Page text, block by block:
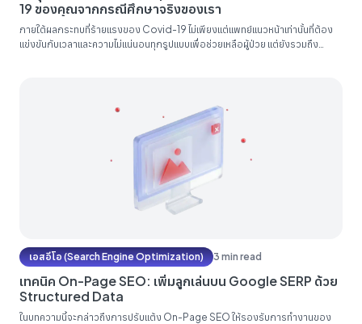
19 ของคุณจากกรณีศึกษาจริงของเรา
ภายใต้ผลกระทบที่ร้ายแรงของ Covid-19 ไม่เพียงแต่แพทย์แนวหน้าเท่านั้นที่ต้อง
แข่งขันกับเวลาและความไม่แน่นอนทุกรูปแบบเพื่อช่วยเหลือผู้ป่วย แต่ยังรวมถึง
เคยว่ากลยุทธ์ทางการตลาดจะช่วยบรรเทาความเจ็บปวดอย่างเฉียบพลันให้เร็วที่สุด
เป็นเวลาหลายเดือนแล้ว ที่ผู้เชี่ยวชาญของเราทำงานอย่างไม่ลดละเพื่อช่วยเหลือทั้ง
ลูกค้าปัจจุบันและใหม่ให้รอดพ้น และสำหรับบางราย แม้กระทั่งเจริญเติบโตท่ามกลาง
อุปสรรคทั้งหมด เพื่อประโยชน์ต่อสาธารณะ...
เอสอีโอ (Search Engine Optimization) 3 min read
เทคนิค On-Page SEO: เพิ่มลูกเล่นบน Google SERP ด้วย
Structured Data
ในบทความนี้จะกล่าวถึงการปรับแต้ง On-Page SEO ให้รองรับการทำงานของ